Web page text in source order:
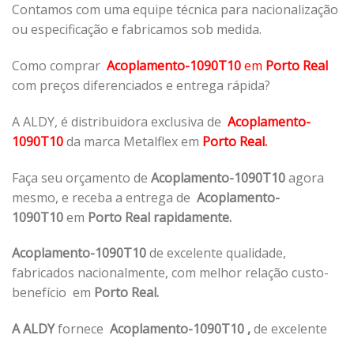
Contamos com uma equipe técnica para nacionalização
ou especificação e fabricamos sob medida.
Como comprar Acoplamento-1090T10em Porto Real
com preços diferenciados e entrega rápida?
A ALDY, é distribuidora exclusiva de Acoplamento-
1090T10da marca Metalflex em Porto Real.
Faça seu orçamento de Acoplamento-1090T10agora
mesmo, e receba a entrega de Acoplamento-
1090T10em Porto Real rapidamente.
Acoplamento-1090T10de excelente qualidade,
fabricados nacionalmente, com melhor relação custo-
benefício em Porto Real.
A ALDYfornece Acoplamento-1090T10 ,de excelente